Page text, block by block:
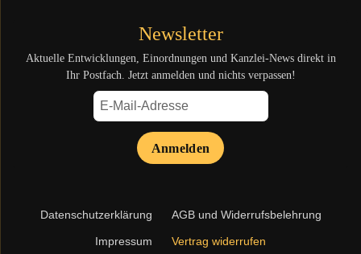
Newsletter
Aktuelle Entwicklungen, Einordnungen und Kanzlei-News direkt in
Ihr Postfach. Jetzt anmelden und nichts verpassen!
Anmelden
Navigation
Datenschutzerklärung AGB und Widerrufsbelehrung
Impressum Vertrag widerrufen